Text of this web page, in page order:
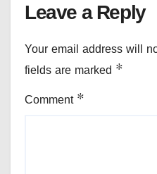
Leave a Reply
Your email address will
fields are marked *
Comment *